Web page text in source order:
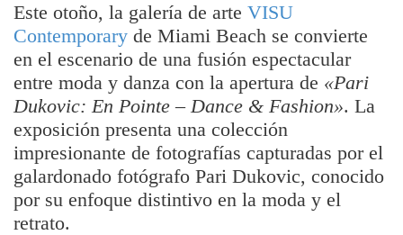
Este otoño, la galería de arte VISU
Contemporary de Miami Beach se convierte
en el escenario de una fusión espectacular
entre moda y danza con la apertura de «Pari
Dukovic: En Pointe – Dance & Fashion». La
exposición presenta una colección
impresionante de fotografías capturadas por el
galardonado fotógrafo Pari Dukovic, conocido
por su enfoque distintivo en la moda y el
retrato.